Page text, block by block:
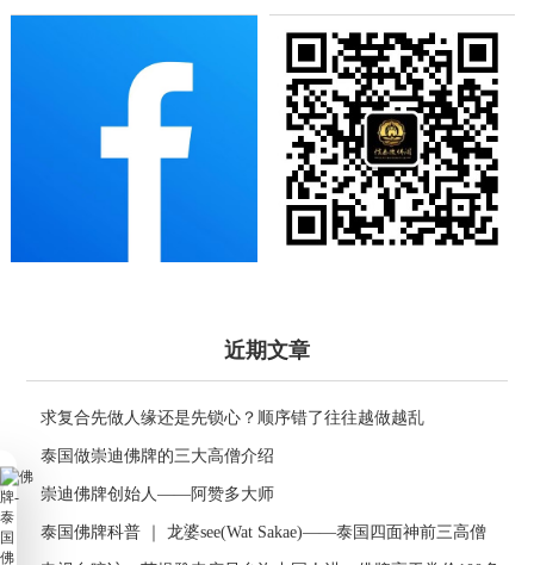
近期文章
求复合先做人缘还是先锁心？顺序错了往往越做越乱
泰国做崇迪佛牌的三大高僧介绍
崇迪佛牌创始人——阿赞多大师
泰国佛牌科普 ｜ 龙婆see(Wat Sakae)——泰国四面神前三高僧